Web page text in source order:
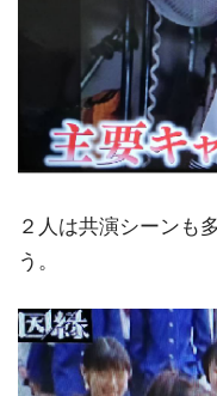
２人は共演シーンも
う。